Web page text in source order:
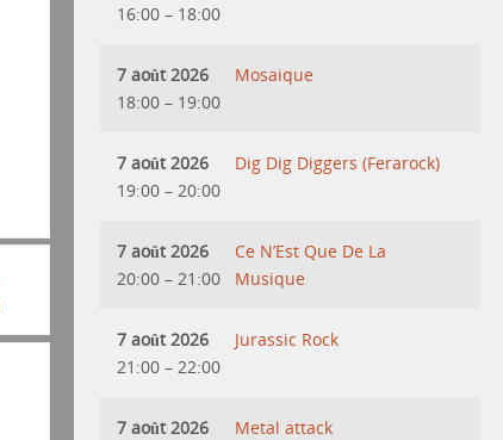
16:00 – 18:00
7 août 2026
18:00 – 19:00
Mosaique
7 août 2026
19:00 – 20:00
Dig Dig Diggers (Ferarock)
7 août 2026
20:00 – 21:00
Ce N’Est Que De La
Musique
7 août 2026
21:00 – 22:00
Jurassic Rock
7 août 2026
Metal attack